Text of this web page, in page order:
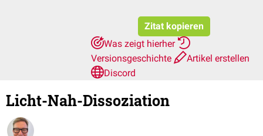
Zitat kopieren
Was zeigt hierher
Versionsgeschichte
Artikel erstellen
Discord
Licht-Nah-Dissoziation